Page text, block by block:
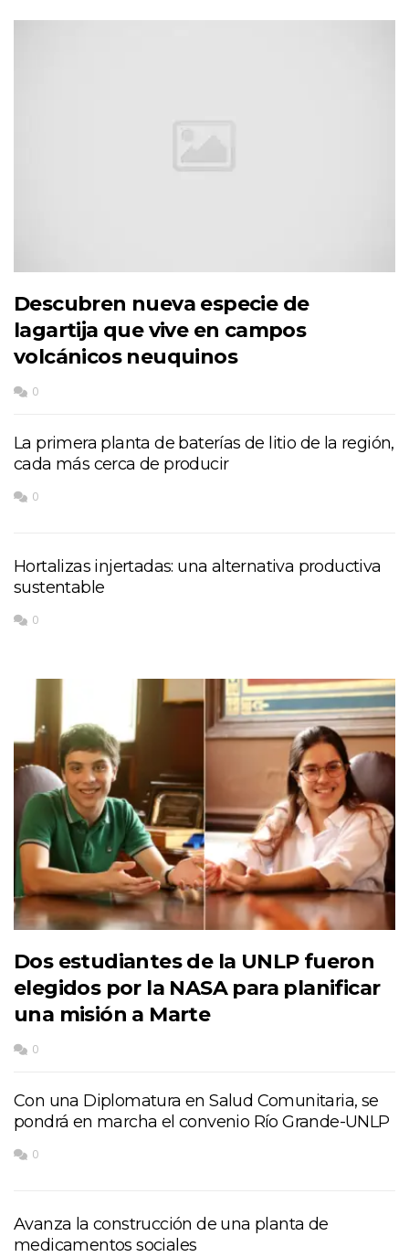
Descubren nueva especie de
lagartija que vive en campos
volcánicos neuquinos
0
La primera planta de baterías de litio de la región,
cada más cerca de producir
0
Hortalizas injertadas: una alternativa productiva
sustentable
0
Dos estudiantes de la UNLP fueron
elegidos por la NASA para planificar
una misión a Marte
0
Con una Diplomatura en Salud Comunitaria, se
pondrá en marcha el convenio Río Grande-UNLP
0
Avanza la construcción de una planta de
medicamentos sociales